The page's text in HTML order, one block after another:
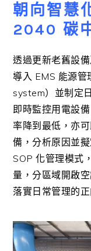
朝向智慧
2040 碳
透過更新老舊設
導入 EMS 能源
system）並制定
即時監控用電設
率降到最低，亦
備，分析原因並
SOP 化管理模式
量，分區域開啟
落實日常管理的正